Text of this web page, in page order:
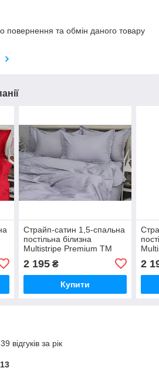
повернення та обмін даного товару
Страйп-сатин 1,5-спальна
постільна білизна
Multistripe Premium ТМ
2 195₴
Купити
2
відгуків за рік